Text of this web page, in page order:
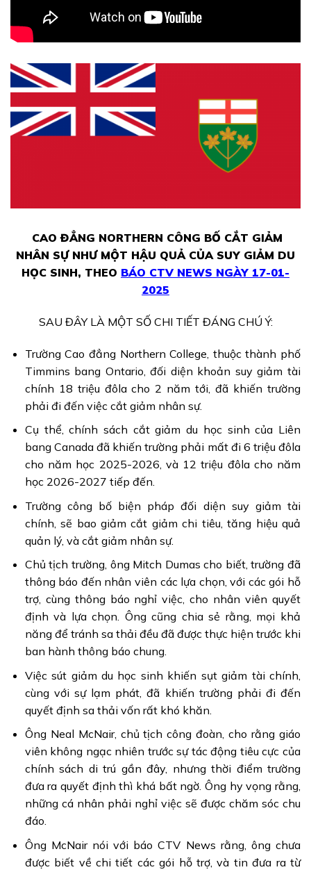
CAO ĐẲNG NORTHERN CÔNG BỐ CẮT GIẢM
NHÂN SỰ NHƯ MỘT HẬU QUẢ CỦA SUY GIẢM DU
HỌC SINH, THEO BÁO CTV NEWS NGÀY 17-01-
2025
SAU ĐÂY LÀ MỘT SỐ CHI TIẾT ĐÁNG CHÚ Ý:
Trường Cao đẳng Northern College, thuộc thành phố
Timmins bang Ontario, đối diện khoản suy giảm tài
chính 18 triệu đôla cho 2 năm tới, đã khiến trường
phải đi đến việc cắt giảm nhân sự.
Cụ thể, chính sách cắt giảm du học sinh của Liên
bang Canada đã khiến trường phải mất đi 6 triệu đôla
cho năm học 2025-2026, và 12 triệu đôla cho năm
học 2026-2027 tiếp đến.
Trường công bố biện pháp đối diện suy giảm tài
chính, sẽ bao giảm cắt giảm chi tiêu, tăng hiệu quả
quản lý, và cắt giảm nhân sự.
Chủ tịch trường, ông Mitch Dumas cho biết, trường đã
thông báo đến nhân viên các lựa chọn, với các gói hỗ
trợ, cùng thông báo nghỉ việc, cho nhân viên quyết
định và lựa chọn. Ông cũng chia sẻ rằng, mọi khả
năng để tránh sa thải đều đã được thực hiện trước khi
ban hành thông báo chung.
Việc sút giảm du học sinh khiến sụt giảm tài chính,
cùng với sự lạm phát, đã khiến trường phải đi đến
quyết định sa thải vốn rất khó khăn.
Ông Neal McNair, chủ tịch công đoàn, cho rằng giáo
viên không ngạc nhiên trước sự tác động tiêu cực của
chính sách di trú gần đây, nhưng thời điểm trường
đưa ra quyết định thì khá bất ngờ. Ông hy vọng rằng,
những cá nhân phải nghỉ việc sẽ được chăm sóc chu
đáo.
Ông McNair nói với báo CTV News rằng, ông chưa
được biết về chi tiết các gói hỗ trợ, và tin đưa ra từ